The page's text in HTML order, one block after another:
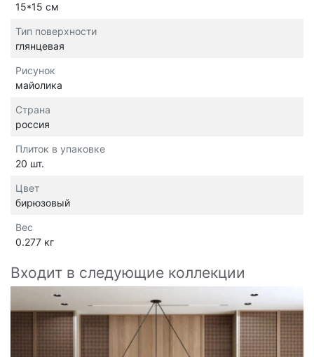
15*15 см
Тип поверхности
глянцевая
Рисунок
майолика
Страна
россия
Плиток в упаковке
20 шт.
Цвет
бирюзовый
Вес
0.277 кг
Входит в следующие коллекции